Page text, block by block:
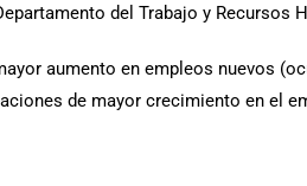
del Trabajo y Recursos
aumento en empleos nuevos
de mayor crecimiento en el